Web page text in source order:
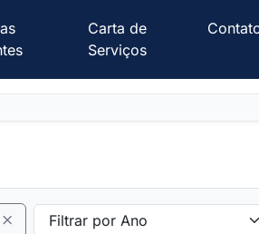
Carta de
Serviços